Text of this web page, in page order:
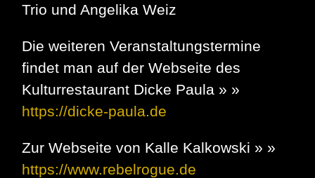
Trio und Angelika Weiz
Die weiteren Veranstaltungstermine
findet man auf der Webseite des
Kulturrestaurant Dicke Paula » »
https://dicke-paula.de
Zur Webseite von Kalle Kalkowski » »
https://www.rebelrogue.de